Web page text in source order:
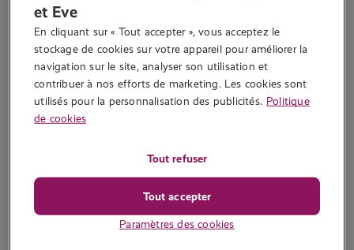
Womanizer Premium Eco - Stimulateur clitoridien à air
Matière innovante Biolene
Technologie à air pulsé
et Eve
En cliquant sur « Tout accepter », vous acceptez le
stockage de cookies sur votre appareil pour améliorer la
navigation sur le site, analyser son utilisation et
contribuer à nos efforts de marketing. Les cookies sont
utilisés pour la personnalisation des publicités. Politique
de cookies
Paramètres des cookies
Tout refuser
Tout accepter